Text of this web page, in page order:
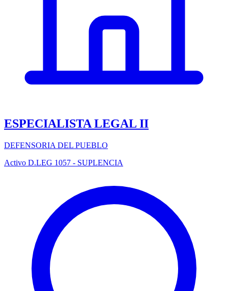
ESPECIALISTA LEGAL II
DEFENSORIA DEL PUEBLO
Activo D.LEG 1057 - SUPLENCIA